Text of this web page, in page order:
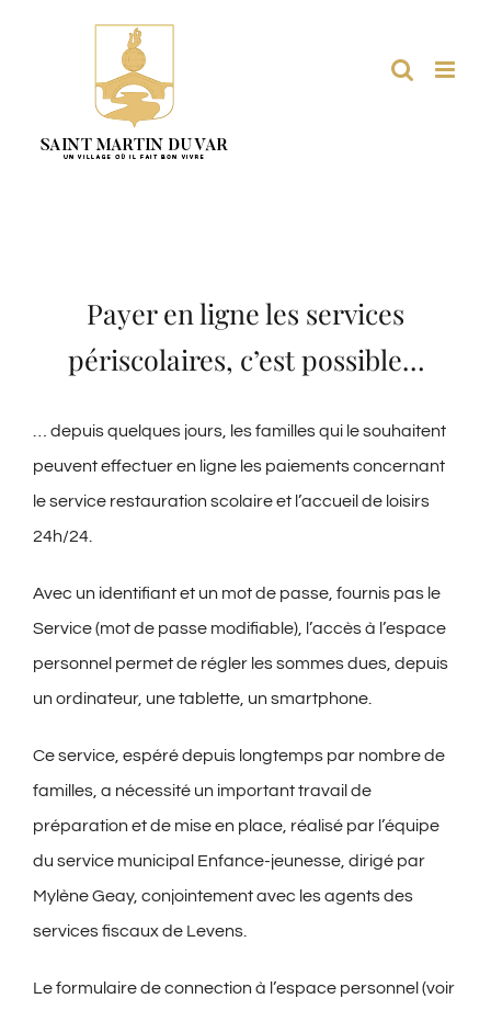
Payer en ligne les services
périscolaires, c’est possible…
… depuis quelques jours, les familles qui le souhaitent
peuvent effectuer en ligne les paiements concernant
le service restauration scolaire et l’accueil de loisirs
24h/24.
Avec un identifiant et un mot de passe, fournis pas le
Service (mot de passe modifiable), l’accès à l’espace
personnel permet de régler les sommes dues, depuis
un ordinateur, une tablette, un smartphone.
Ce service, espéré depuis longtemps par nombre de
familles, a nécessité un important travail de
préparation et de mise en place, réalisé par l’équipe
du service municipal Enfance-jeunesse, dirigé par
Mylène Geay, conjointement avec les agents des
services fiscaux de Levens.
Le formulaire de connection à l’espace personnel (voir